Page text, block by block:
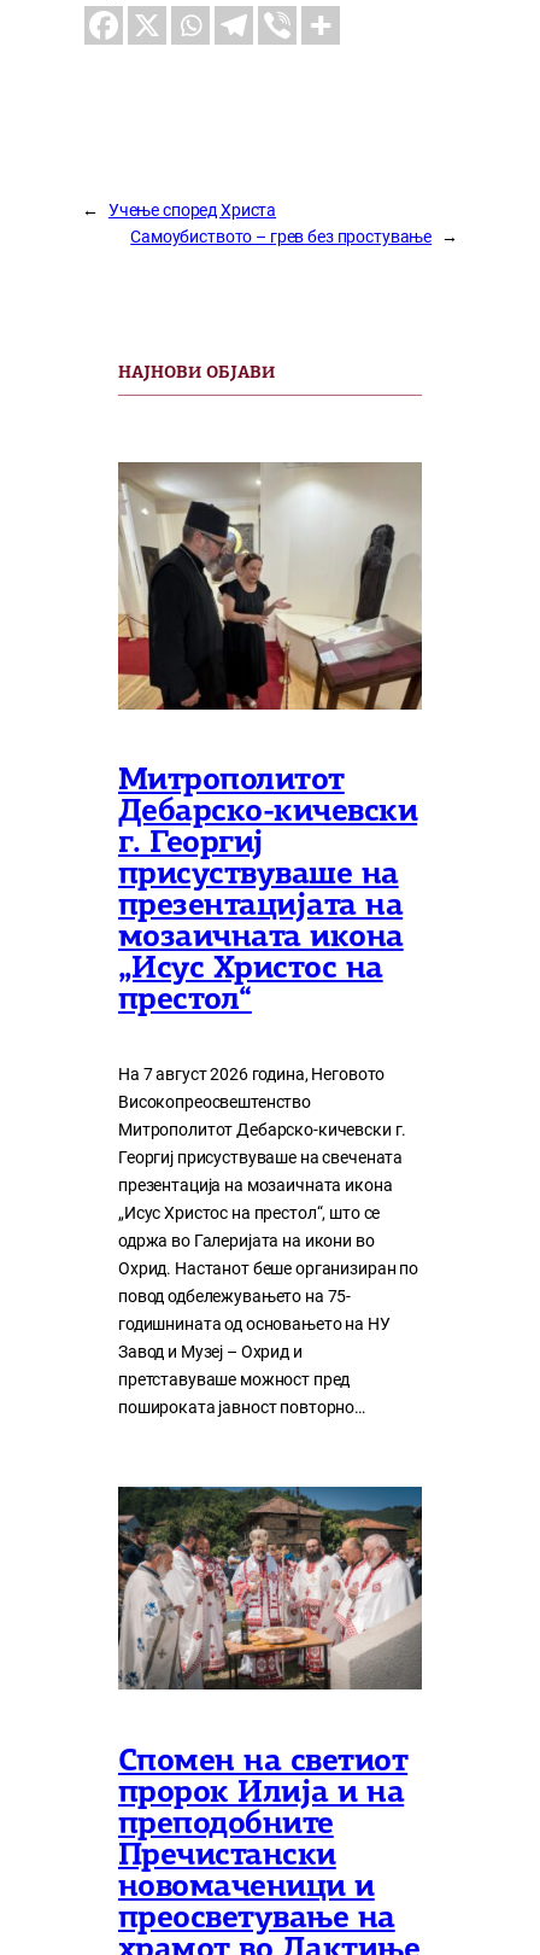
←
Учење според Христа
Самоубиството – грев без простување
→
НАЈНОВИ ОБЈАВИ
Митрополитот
Дебарско-кичевски
г. Георгиј
присуствуваше на
презентацијата на
мозаичната икона
„Исус Христос на
престол“
На 7 август 2026 година, Неговото
Високопреосвештенство
Митрополитот Дебарско-кичевски г.
Георгиј присуствуваше на свечената
презентација на мозаичната икона
„Исус Христос на престол“, што се
одржа во Галеријата на икони во
Охрид. Настанот беше организиран по
повод одбележувањето на 75-
годишнината од основањето на НУ
Завод и Музеј – Охрид и
претставуваше можност пред
пошироката јавност повторно…
Спомен на светиот
пророк Илија и на
преподобните
Пречистански
новомаченици и
преосветување на